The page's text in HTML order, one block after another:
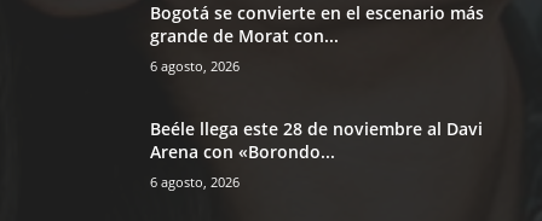
Bogotá se convierte en el escenario más
grande de Morat con...
6 agosto, 2026
Beéle llega este 28 de noviembre al Davi
Arena con «Borondo...
6 agosto, 2026